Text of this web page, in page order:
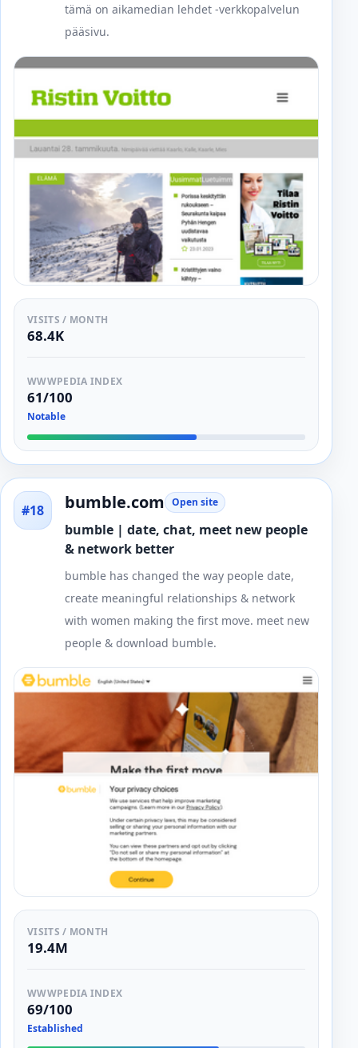
tämä on aikamedian lehdet -verkkopalvelun
pääsivu.
VISITS / MONTH
68.4K
WWWPEDIA INDEX
61/100
Notable
#18 bumble.com Open site
bumble | date, chat, meet new people
& network better
bumble has changed the way people date,
create meaningful relationships & network
with women making the first move. meet new
people & download bumble.
VISITS / MONTH
19.4M
WWWPEDIA INDEX
69/100
Established